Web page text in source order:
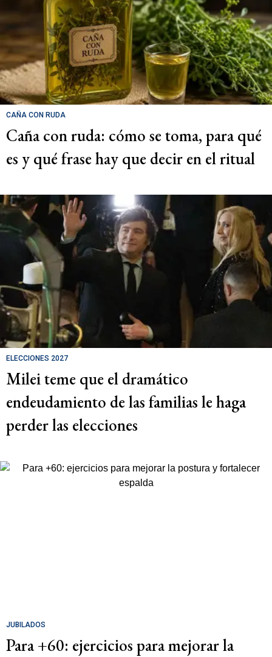
CAÑA CON RUDA
Caña con ruda: cómo se toma, para qué
es y qué frase hay que decir en el ritual
ELECCIONES 2027
Milei teme que el dramático
endeudamiento de las familias le haga
perder las elecciones
JUBILADOS
Para +60: ejercicios para mejorar la